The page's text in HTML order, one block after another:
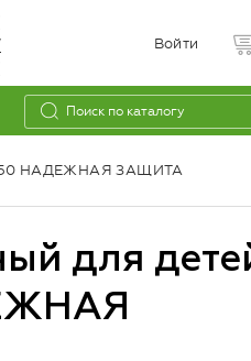
Войти
50 НАДЕЖНАЯ ЗАЩИТА
для